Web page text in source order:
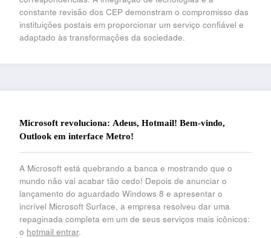
constante revisão dos CEP demonstram o compromisso das
instituições postais em proporcionar um serviço confiável e
adaptado às transformações da sociedade.
Microsoft revoluciona: Adeus, Hotmail! Bem-vindo,
Outlook em interface Metro!
A Microsoft está quebrando a banca e mostrando que o
mundo não vai acabar tão cedo! Depois de anunciar o
lançamento do aguardado Windows 8 e apresentar o
incrível Microsoft Surface, a empresa resolveu dar uma
repaginada completa em um de seus serviços mais icônicos:
o hotmail entrar.